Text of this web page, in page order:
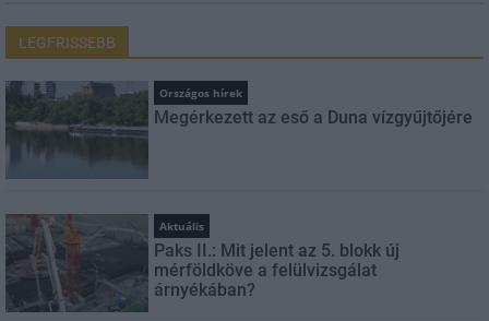
LEGFRISSEBB
Országos hírek
Megérkezett az eső a Duna vízgyűjtőjére
Aktuális
Paks II.: Mit jelent az 5. blokk új
mérföldköve a felülvizsgálat
árnyékában?